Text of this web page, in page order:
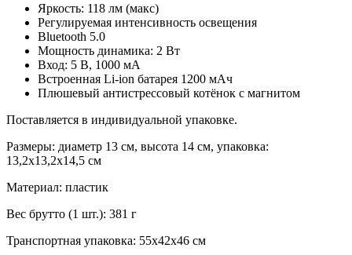
Яркость: 118 лм (макс)
Регулируемая интенсивность освещения
Bluetooth 5.0
Мощность динамика: 2 Вт
Вход: 5 В, 1000 мА
Встроенная Li-ion батарея 1200 мАч
Плюшевый антистрессовый котёнок с магнитом
Поставляется в индивидуальной упаковке.
Размеры: диаметр 13 см, высота 14 см, упаковка:
13,2x13,2x14,5 см
Материал: пластик
Вес брутто (1 шт.): 381 г
Транспортная упаковка: 55x42x46 см